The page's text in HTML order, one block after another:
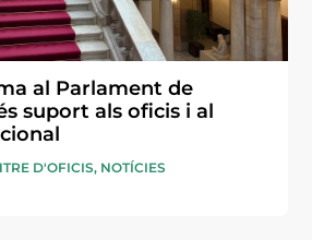
al Parlament de
suport als oficis i al
D'OFICIS, NOTÍCIES